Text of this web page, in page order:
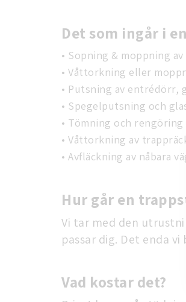
Det som ingår i
• Sopning & moppning
• Våttorkning eller
• Putsning av entrédörr,
• Spegelputsning och
• Tömning och rengöring
• Våttorkning av
• Avfläckning av nåbara
Hur går en
Vi tar med den
passar dig. Det enda
Vad kostar det?